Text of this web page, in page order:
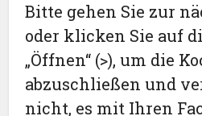
Bitte gehen Sie zur
oder klicken Sie auf
„Öffnen“ (>), um die
abzuschließen und
nicht, es mit Ihren